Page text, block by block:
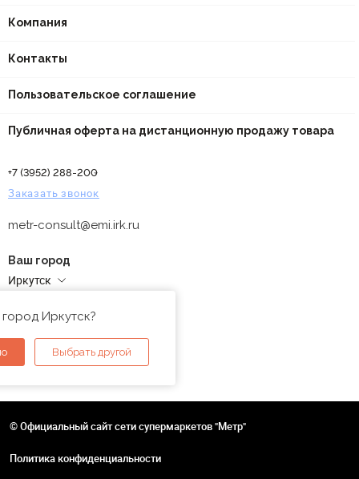
Компания
Контакты
Пользовательское соглашение
Публичная оферта на дистанционную продажу товара
+7 (3952) 288-200
Заказать звонок
metr-consult@emi.irk.ru
Ваш город
Иркутск
Иркутск?
Выбрать другой
© Официальный сайт сети супермаркетов "Метр"
Политика конфиденциальности